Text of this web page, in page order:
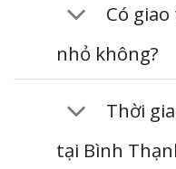
Có
nhỏ không?
Thời
tại Bình